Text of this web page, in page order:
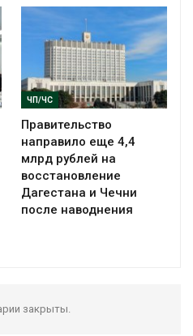
ЧП/ЧС
Правительство
направило еще 4,4
млрд рублей на
восстановление
Дагестана и Чечни
после наводнения
закрыты.